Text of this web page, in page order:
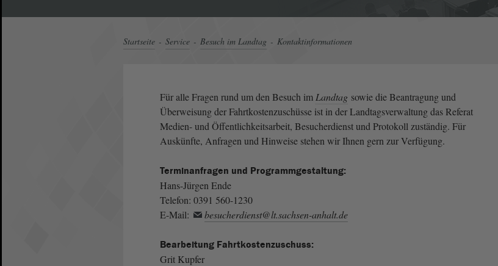
Startseite Service Besuch im Landtag Kontaktinformationen
Für alle Fragen rund um den Besuch im Landtag sowie die Beantragung und
Überweisung der Fahrtkostenzuschüsse ist in der Landtagsverwaltung das Referat
Medien- und Öffentlichkeitsarbeit, Besucherdienst und Protokoll zuständig. Für
Auskünfte, Anfragen und Hinweise stehen wir Ihnen gern zur Verfügung.
Terminanfragen und Programmgestaltung:
Hans-Jürgen Ende
Telefon: 0391 560-1230
E-Mail:
besucherdienst@lt.sachsen-anhalt.de
Bearbeitung Fahrtkostenzuschuss:
Grit Kupfer